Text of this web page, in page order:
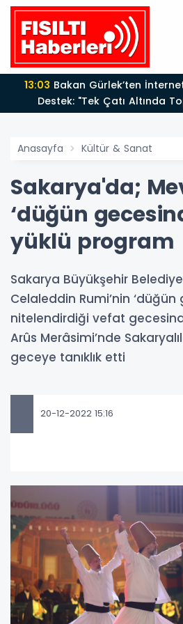
12:12Fısıltı Haberleri Yazarı Dr. Canan Yılmaz’a
Uluslararası Alanda Büyük
Kalam İlham
Anasayfa Kültür & Sanat
Sakarya'da;
‘düğün
yüklü program
Sakarya Büyükşehir
Celaleddin Rumi’nin
nitelendirdiği vefat
Arûs Merâsimi’nde
geceye tanıklık etti
20-12-2022 15:16